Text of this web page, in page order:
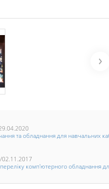
та обладнання для навчальних
комп'ютерного обладнання